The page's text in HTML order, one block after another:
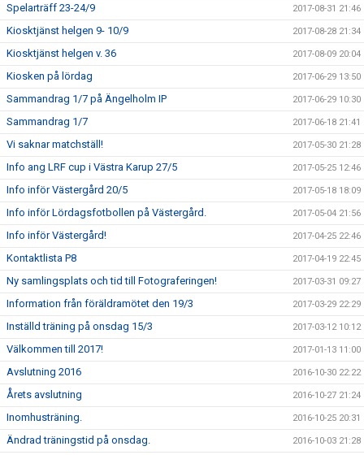
Spelarträff 23-24/9 2017-08-31 21:46
Kiosktjänst helgen 9- 10/9 2017-08-28 21:34
Kiosktjänst helgen v. 36 2017-08-09 20:04
Kiosken på lördag 2017-06-29 13:50
Sammandrag 1/7 på Ängelholm IP 2017-06-29 10:30
Sammandrag 1/7 2017-06-18 21:41
Vi saknar matchställ! 2017-05-30 21:28
Info ang LRF cup i Västra Karup 27/5 2017-05-25 12:46
Info inför Västergård 20/5 2017-05-18 18:09
Info inför Lördagsfotbollen på Västergård. 2017-05-04 21:56
Info inför Västergård! 2017-04-25 22:46
Kontaktlista P8 2017-04-19 22:45
Ny samlingsplats och tid till Fotograferingen! 2017-03-31 09:27
Information från föräldramötet den 19/3 2017-03-29 22:29
Inställd träning på onsdag 15/3 2017-03-12 10:12
Välkommen till 2017! 2017-01-13 11:00
Avslutning 2016 2016-10-30 22:22
Årets avslutning 2016-10-27 21:24
Inomhusträning. 2016-10-25 20:31
Ändrad träningstid på onsdag. 2016-10-03 21:28